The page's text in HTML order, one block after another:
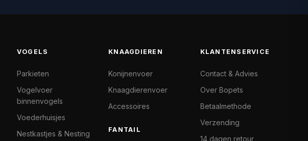
VOGELS
Parkieten
Vogelvoer
binnenvogels
Voederhuisjes
Nestkastjes & Nesting
KNAAGDIEREN
Konijnenvoer
Knaagdierenvoer
Accessoires
FANTAIL
KLANTENSERVICE
Contact & Advies
Over Bopets
Betaalmethode
Verzending
14 dagen retour